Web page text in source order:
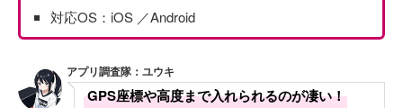
対応OS：iOS ／Android
アプリ調査隊：ユウキ
GPS座標や高度まで入れられるのが凄い！